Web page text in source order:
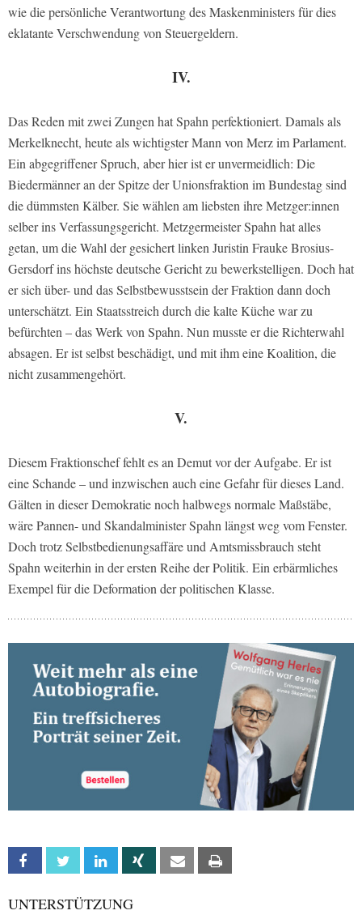
wie die persönliche Verantwortung des Maskenministers für dies
eklatante Verschwendung von Steuergeldern.
IV.
Das Reden mit zwei Zungen hat Spahn perfektioniert. Damals als
Merkelknecht, heute als wichtigster Mann von Merz im Parlament.
Ein abgegriffener Spruch, aber hier ist er unvermeidlich: Die
Biedermänner an der Spitze der Unionsfraktion im Bundestag sind
die dümmsten Kälber. Sie wählen am liebsten ihre Metzger:innen
selber ins Verfassungsgericht. Metzgermeister Spahn hat alles
getan, um die Wahl der gesichert linken Juristin Frauke Brosius-
Gersdorf ins höchste deutsche Gericht zu bewerkstelligen. Doch hat
er sich über- und das Selbstbewusstsein der Fraktion dann doch
unterschätzt. Ein Staatsstreich durch die kalte Küche war zu
befürchten – das Werk von Spahn. Nun musste er die Richterwahl
absagen. Er ist selbst beschädigt, und mit ihm eine Koalition, die
nicht zusammengehört.
V.
Diesem Fraktionschef fehlt es an Demut vor der Aufgabe. Er ist
eine Schande – und inzwischen auch eine Gefahr für dieses Land.
Gälten in dieser Demokratie noch halbwegs normale Maßstäbe,
wäre Pannen- und Skandalminister Spahn längst weg vom Fenster.
Doch trotz Selbstbedienungsaffäre und Amtsmissbrauch steht
Spahn weiterhin in der ersten Reihe der Politik. Ein erbärmliches
Exempel für die Deformation der politischen Klasse.
Facebook Twitter Linkedin Xing Email
UNTERSTÜTZUNG